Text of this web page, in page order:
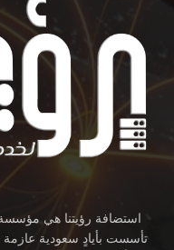
استضافة رؤيتنا هي
تأسست بأيادٍ سعودية عازمة